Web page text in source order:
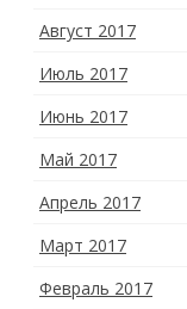
Август 2017
Июль 2017
Июнь 2017
Май 2017
Апрель 2017
Март 2017
Февраль 2017